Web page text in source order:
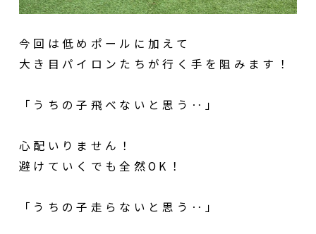
今回は低めポールに加えて
大き目パイロンたちが行く手を阻みます！
「うちの子飛べないと思う‥」
心配いりません！
避けていくでも全然OK！
「うちの子走らないと思う‥」